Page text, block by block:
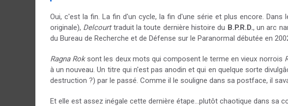
Oui, c'est la fin. La fin d'un cycle, la fin d'une série et plus encore. Dans
originale), Delcourttraduit la toute dernière histoire du B.P.R.D., un arc
du Bureau de Recherche et de Défense sur le Paranormal débutée en
Ragna Roksont les deux mots qui composent le terme en vieux norrois
à un nouveau. Un titre qui n'est pas anodin et qui en quelque sorte
destruction ?) par le passé. Comme il le souligne dans sa postface, il
Et elle est assez inégale cette dernière étape...plutôt chaotique dans sa